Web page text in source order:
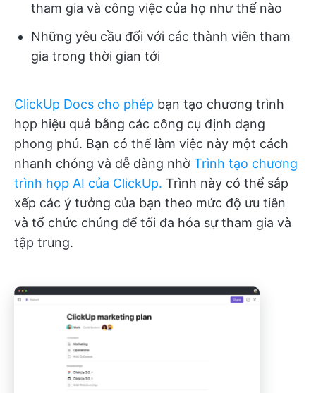
tham gia và công việc của họ như thế nào
Những yêu cầu đối với các thành viên tham
gia trong thời gian tới
ClickUp Docs cho phép bạn tạo chương trình
họp hiệu quả bằng các công cụ định dạng
phong phú. Bạn có thể làm việc này một cách
nhanh chóng và dễ dàng nhờ Trình tạo chương
trình họp AI của ClickUp. Trình này có thể sắp
xếp các ý tưởng của bạn theo mức độ ưu tiên
và tổ chức chúng để tối đa hóa sự tham gia và
tập trung.